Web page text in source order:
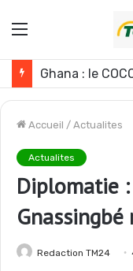
Menu
Accueil / Actualites
Actualites
Diplomatie
Gnassingbé
Redaction TM24